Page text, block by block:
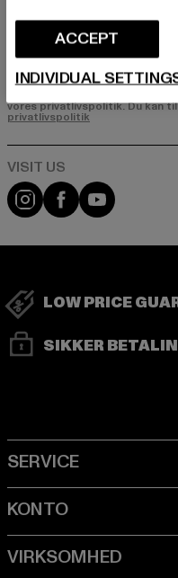
E-MAIL
vores privatlivspolitik. Du kan
privatlivspolitik
Visit our Instagram
Visit ourVisit our
LOW PRICE
SIKKER
ACCEPT
INDIVIDUAL